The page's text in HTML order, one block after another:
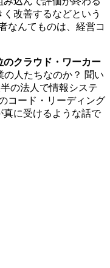
改善するなどという
なんてものは、経営コ
クラウド・ワーカー
人たちなのか？ 聞い
の法人で情報システ
コード・リーディング
に受けるような話で